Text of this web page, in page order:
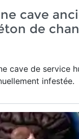
cave
de
cave de service
infestée.